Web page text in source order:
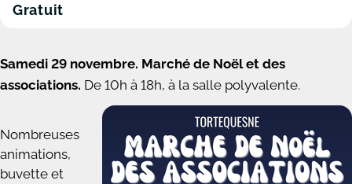
Gratuit
Samedi 29 novembre. Marché de Noël et des
associations. De 10h à 18h, à la salle polyvalente.
Nombreuses
animations,
buvette et